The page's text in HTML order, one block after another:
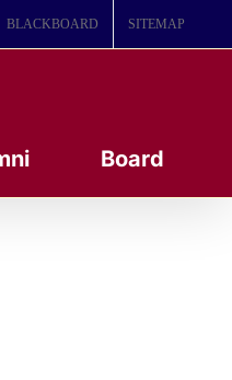
BLACKBOARD SITEMAP
Board